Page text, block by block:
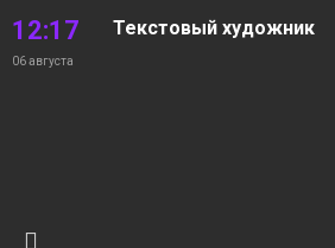
12:17
06 августа
Текстовый художник
Новости